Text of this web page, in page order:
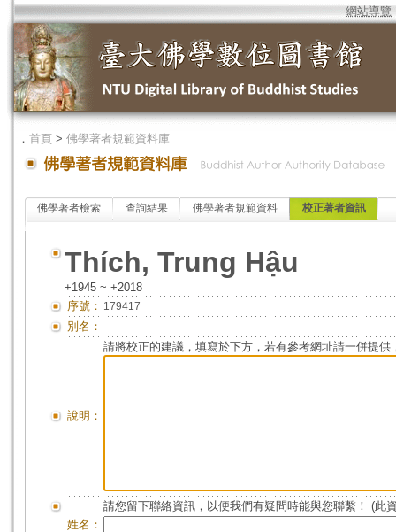
網站導覽
． 首頁 > 佛學著者規範資料庫
佛學著者檢索 查詢結果 佛學著者規範資料 校正著者資訊
Thích, Trung Hậu
+1945 ~ +2018
序號： 179417
別名：
說明：
請將校正的建議，填寫於下方，若有參考網址請一併提供
請您留下聯絡資訊，以便我們有疑問時能與您聯繫！ (此
姓名：